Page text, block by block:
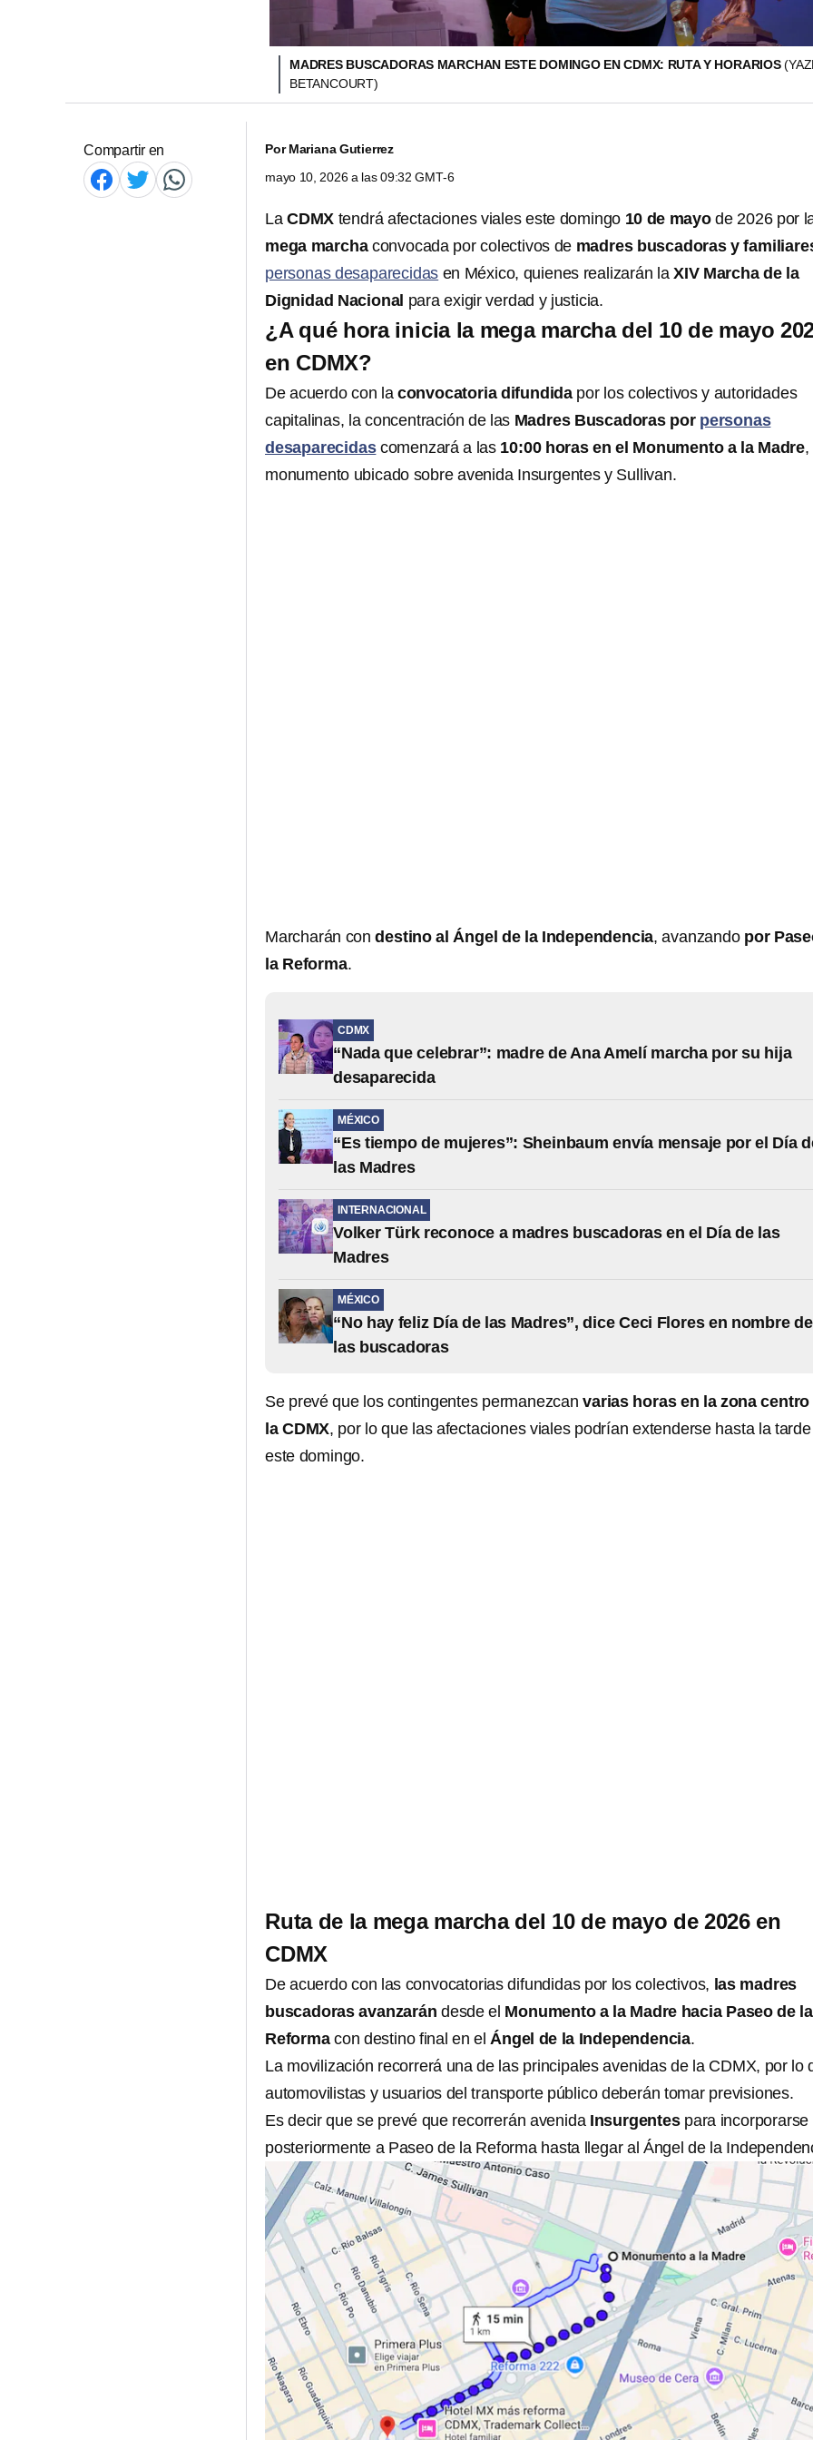
MADRES BUSCADORAS MARCHAN ESTE DOMINGO EN CDMX: RUTA Y HORARIOS
BETANCOURT)
Compartir en PorMariana Gutierrez
mayo 10, 2026 a las 09:32 GMT-6
La CDMX tendrá afectaciones viales este domingo 10 de mayode 2026 por
mega marcha convocada por colectivos de madres buscadoras y
personas desaparecidas en México, quienes realizarán laXIV Marcha de la
Dignidad Nacional para exigir verdad y justicia.
¿A qué hora inicia la mega marcha del 10 de mayo
en CDMX?
De acuerdo con laconvocatoria difundida por los colectivos y autoridades
capitalinas, la concentración de las Madres Buscadoras por personas
desaparecidas comenzará a las 10:00 horas en el Monumento a la Madre,
monumento ubicado sobre avenida Insurgentes y Sullivan.
Marcharán condestino al Ángel de la Independencia, avanzando por
la Reforma.
CDMX
“Nada que celebrar”: madre de Ana Amelí marcha por su hija
desaparecida
MÉXICO
“Es tiempo de mujeres”: Sheinbaum envía mensaje por el Día
las Madres
INTERNACIONAL
Volker Türk reconoce a madres buscadoras en el Día de las
Madres
MÉXICO
“No hay feliz Día de las Madres”, dice Ceci Flores en nombre de
las buscadoras
Se prevé que los contingentes permanezcanvarias horas en la zona centro
la CDMX, por lo que las afectaciones viales podrían extenderse hasta la
este domingo.
Ruta de la mega marcha del 10 de mayo de 2026 en
CDMX
De acuerdo con las convocatorias difundidas por los colectivos, las madres
buscadoras avanzarándesde el Monumento a la Madre hacia Paseo de la
Reforma con destino final en el Ángel de la Independencia.
La movilización recorrerá una de las principales avenidas de la CDMX, por lo
automovilistas y usuarios del transporte público deberán tomar previsiones.
Es decir que se prevé que recorrerán avenida Insurgentespara incorporarse
posteriormente a Paseo de la Reforma hasta llegar al Ángel de la